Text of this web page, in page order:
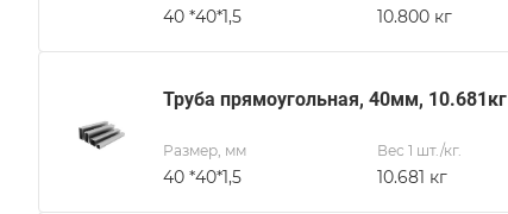
40 *40*1,5 10.800 кг
Труба прямоугольная, 40мм, 10.681кг
Размер, мм
40 *40*1,5
Вес 1 шт./кг.
10.681 кг